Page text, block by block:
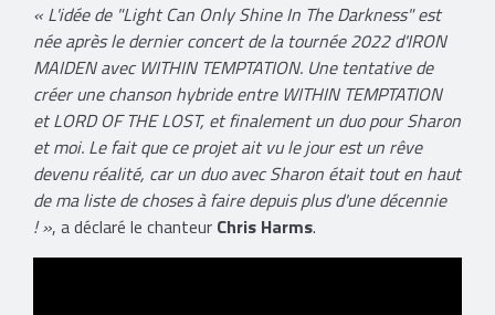
« L'idée de "Light Can Only Shine In The Darkness" est
née après le dernier concert de la tournée 2022 d'IRON
MAIDEN avec WITHIN TEMPTATION. Une tentative de
créer une chanson hybride entre WITHIN TEMPTATION
et LORD OF THE LOST, et finalement un duo pour Sharon
et moi. Le fait que ce projet ait vu le jour est un rêve
devenu réalité, car un duo avec Sharon était tout en haut
de ma liste de choses à faire depuis plus d'une décennie
! », a déclaré le chanteur Chris Harms.